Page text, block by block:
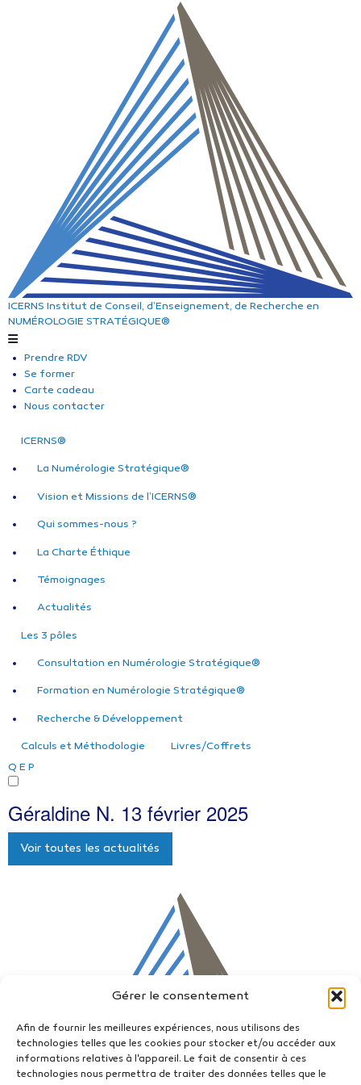
Gérer le consentement
Afin de fournir les meilleures expériences, nous utilisons des
technologies telles que les cookies pour stocker et/ou accéder aux
informations relatives à l'appareil. Le fait de consentir à ces
technologies nous permettra de traiter des données telles que le
ICERNS Institut de Conseil, d’Enseignement, de Recherche en
NUMÉROLOGIE STRATÉGIQUE®
Prendre RDV
Se former
Carte cadeau
Nous contacter
ICERNS®
La Numérologie Stratégique®
Vision et Missions de l’ICERNS®
Qui sommes-nous ?
La Charte Éthique
Témoignages
Actualités
Les 3 pôles
Consultation en Numérologie Stratégique®
Formation en Numérologie Stratégique®
Recherche & Développement
Calculs et Méthodologie
Livres/Coffrets
Q E P
Géraldine N. 13 février 2025
Voir toutes les actualités